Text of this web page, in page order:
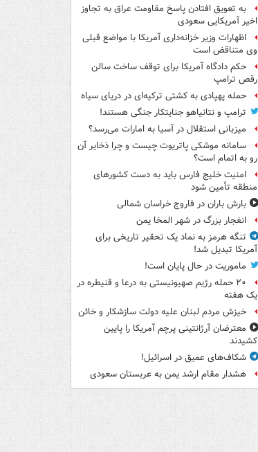
به تعویق افتادن پاسخ مقاومت عراق به تجاوز
اخیر آمریکایی سعودی
اظهارات وزیر خزانه‌داری آمریکا با مواضع قبلی
وی متناقض است
حکم دادگاه آمریکا برای توقف ساخت سالن
رقص ترامپ
حمله پهپادی به کشتی ترکیه‌ای در دریای سیاه
ترامپ و نتانیاهو جنایتکار جنگی هستند!
میزبانی استقلال در آسیا به امارات می‌رسد؟
سامانه موشکی پاتریوت چیست و چرا ذخایر آن
رو به اتمام است؟
امنیت خلیج فارس باید به دست کشورهای
منطقه تأمین شود
بارش باران در فاروج خراسان شمالی
انفجار بزرگ در شهر المخا یمن
تنگه هرمز به نماد یک تحقیر تاریخی برای
آمریکا تبدیل شد!
ماموریت در حال پایان است!
۲۰ حمله رژیم صهیونیستی به درعا و قنیطره در
یک هفته
خیزش مردم لبنان علیه دولت سازشکار و خائن
معترضان آرژانتینی پرچم آمریکا را پایین
کشیدند
شکاف‌های عمیق در اسرائیل!
هشدار مقام ارشد یمن به عربستان سعودی